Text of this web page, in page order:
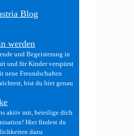
Blog
werden
und Begeisterung in
und für Kinder verspürst
neue Freundschaften
bist du hier genau
aktiv mit, beteilige dich
Hier findest du
dazu.